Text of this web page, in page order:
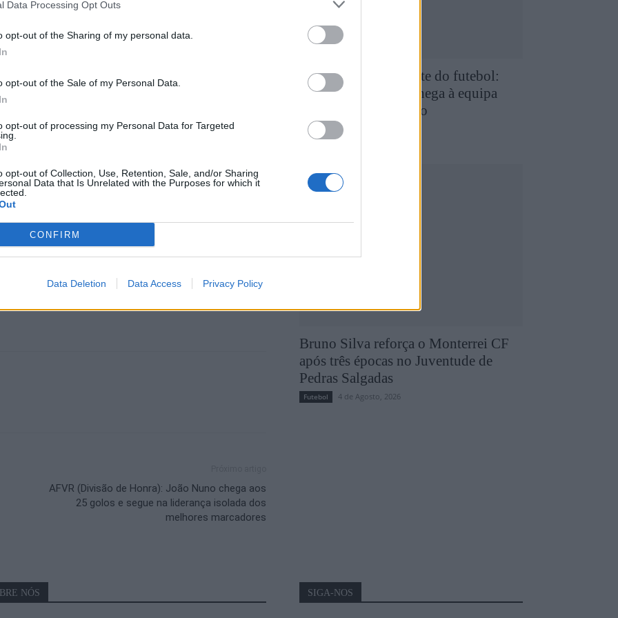
Data Processing Opt Outs
opt-out of the Sharing of my personal data.
opt-out of the Sale of my Personal Data.
opt-out of processing my Personal Data for Targeted
opt-out of Collection, Use, Retention, Sale, and/or Sharing
Data that Is Unrelated with the Purposes for which it
CONFIRM
Data Deletion Data Access Privacy Policy
“Vamos Plantar um Futuro Verde”, no dia 26 de
em São Bento, na União de Freguesias de São Tomé do
pelos incêndios.
onde pretende devolver a riqueza florestal a uma zona
da biodiversidade, a restauração do equilíbrio ambiental
num distrito com amplas zonais florestais afetadas
passo no sentido de devolver a vitalidade ao nosso
da Câmara Municipal de Vila Real e do Instituto da
12 ciclistas que, perante a iniciativa, decidiram
uma importante moldura humana que realizou um
e a quem o clube agradece a dedicação e empenho.
AFVR (Divisão de Honra): João Nuno chega aos
25 golos e segue na liderança isolada dos
melhores marcadores
De Favaios para a elite do futebol:
Guilherme Chaves chega à equipa
principal do FC Porto
Futebol 5 de Agosto, 2026
Bruno Silva reforça o Monterrei CF
após três épocas no Juventude de
Pedras Salgadas
Futebol 4 de Agosto, 2026
NÓS SIGA-NOS